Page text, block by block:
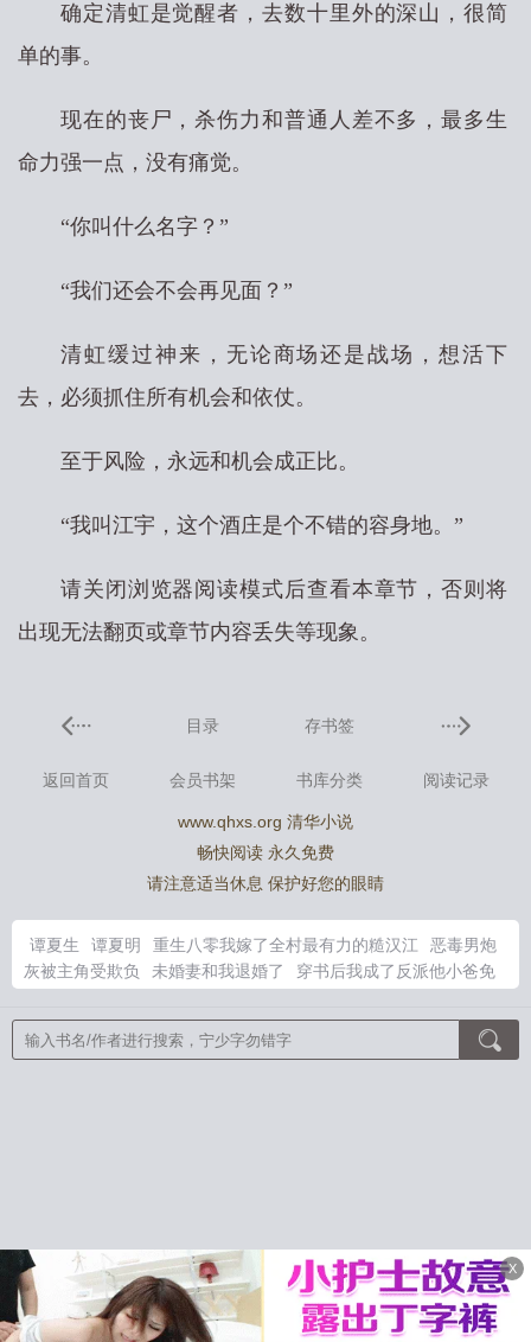
确定清虹是觉醒者，去数十里外的深山，很简
单的事。
现在的丧尸，杀伤力和普通人差不多，最多生
命力强一点，没有痛觉。
“你叫什么名字？”
“我们还会不会再见面？”
清虹缓过神来，无论商场还是战场，想活下
去，必须抓住所有机会和依仗。
至于风险，永远和机会成正比。
“我叫江宇，这个酒庄是个不错的容身地。”
请关闭浏览器阅读模式后查看本章节，否则将
出现无法翻页或章节内容丢失等现象。
目录 存书签
返回首页 会员书架 书库分类 阅读记录
www.qhxs.org 清华小说
畅快阅读 永久免费
请注意适当休息 保护好您的眼睛
谭夏生 谭夏明 重生八零我嫁了全村最有力的糙汉江
恶毒男炮
灰被主角受欺负
未婚妻和我退婚了
穿书后我成了反派他小爸免
间
八尺门剧情简介 八尺门的辩护人百科
未婚妻退婚后她绝艳登
场
穿越后被退婚赐婚的 引他沉沦作by江询之全文阅读
穿书后
妖宗运营成顶流！
林羽笔趣阁 林羽林羽的妖孽生活笔趣阁
精选
林羽小说推荐
随身空间：重返山村去种田
万人嫌阴郁受重生了
仙都
仕途争锋，步步高升从秘书开始
X